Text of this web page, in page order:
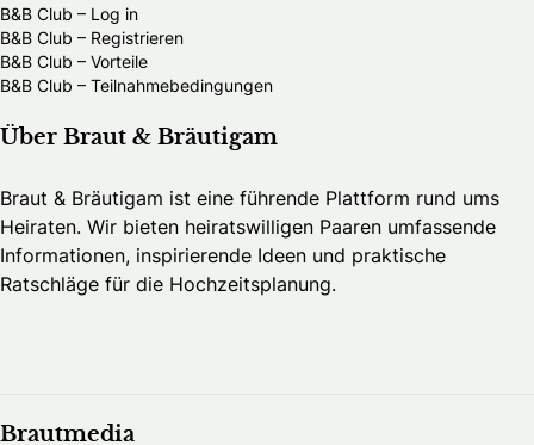
B&B Club – Log in
B&B Club – Registrieren
B&B Club – Vorteile
B&B Club – Teilnahmebedingungen
Über Braut & Bräutigam
Braut & Bräutigam ist eine führende Plattform rund ums
Heiraten. Wir bieten heiratswilligen Paaren umfassende
Informationen, inspirierende Ideen und praktische
Ratschläge für die Hochzeitsplanung.
Brautmedia